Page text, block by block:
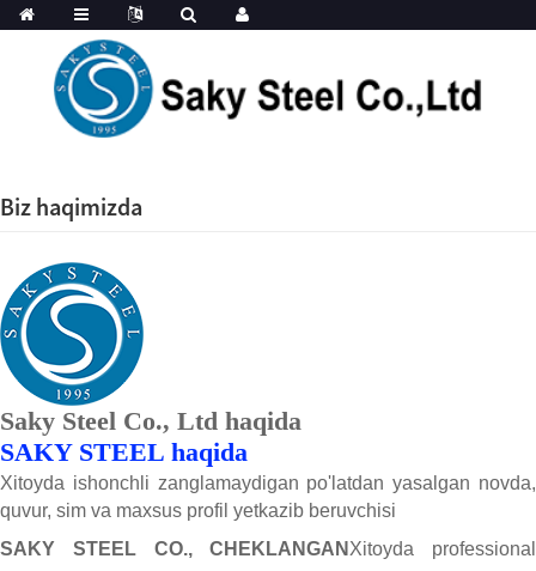
Biz haqimizda
Saky Steel Co., Ltd haqida
SAKY STEEL haqida
Xitoyda ishonchli zanglamaydigan po'latdan yasalgan novda,
quvur, sim va maxsus profil yetkazib beruvchisi
SAKY STEEL CO., CHEKLANGANXitoyda professional